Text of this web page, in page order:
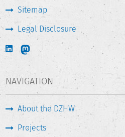
Sitemap
Legal Disclosure
NAVIGATION
About the DZHW
Projects